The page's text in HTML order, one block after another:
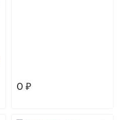
0 ₽